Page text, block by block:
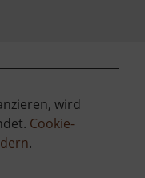
wird
Cookie-
.